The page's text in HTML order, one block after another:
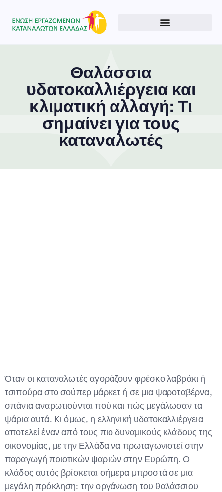
Θαλάσσια
υδατοκαλλιέργεια και
κλιματική αλλαγή: Τι
σημαίνει για τους
καταναλωτές
Όταν οι καταναλωτές αγοράζουν φρέσκο λαβράκι ή
τσιπούρα στο σούπερ μάρκετ ή σε μια ψαροταβέρνα,
σπάνια αναρωτιούνται πού και πώς μεγάλωσαν τα
ψάρια αυτά. Κι όμως, η ελληνική υδατοκαλλιέργεια
αποτελεί έναν από τους πιο δυναμικούς κλάδους της
οικονομίας, με την Ελλάδα να πρωταγωνιστεί στην
παραγωγή ποιοτικών ψαριών στην Ευρώπη. Ο
κλάδος αυτός βρίσκεται σήμερα μπροστά σε μια
μεγάλη πρόκληση: την οργάνωση του θαλάσσιου
Type and hit enter